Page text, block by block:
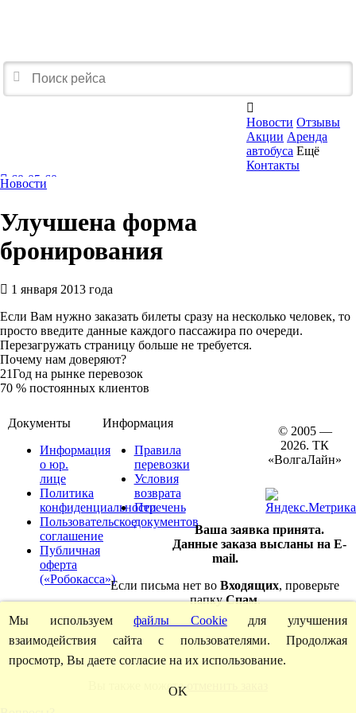

Новости Отзывы
Акции Аренда
автобуса Ещё
Контакты
60-05-60
Перезвоните мне
Новости
Улучшена форма
бронирования
1 января 2013 года
Если Вам нужно заказать билеты сразу на несколько человек, то
просто введите данные каждого пассажира по очереди.
Перезагружать страницу больше не требуется.
Почему нам доверяют?
21Год на рынке перевозок
70 % постоянных клиентов
Документы
Информация
о юр.
лице
Политика
конфиденциальности
Пользовательское
соглашение
Публичная
оферта
(«Робокасса»)
Информация
Правила
перевозки
Условия
возврата
Перечень
документов
© 2005 —
2026. ТК
«ВолгаЛайн»
Ваша заявка принята.
Данные заказа высланы на E-
mail.
Если письма нет воВходящих, проверьте
папкуСпам.
Вы также можете
Мы используемфайлы Cookieдля улучшения
взаимодействия сайта с пользователями. Продолжая
просмотр, Вы даете согласие на их использование.
OK